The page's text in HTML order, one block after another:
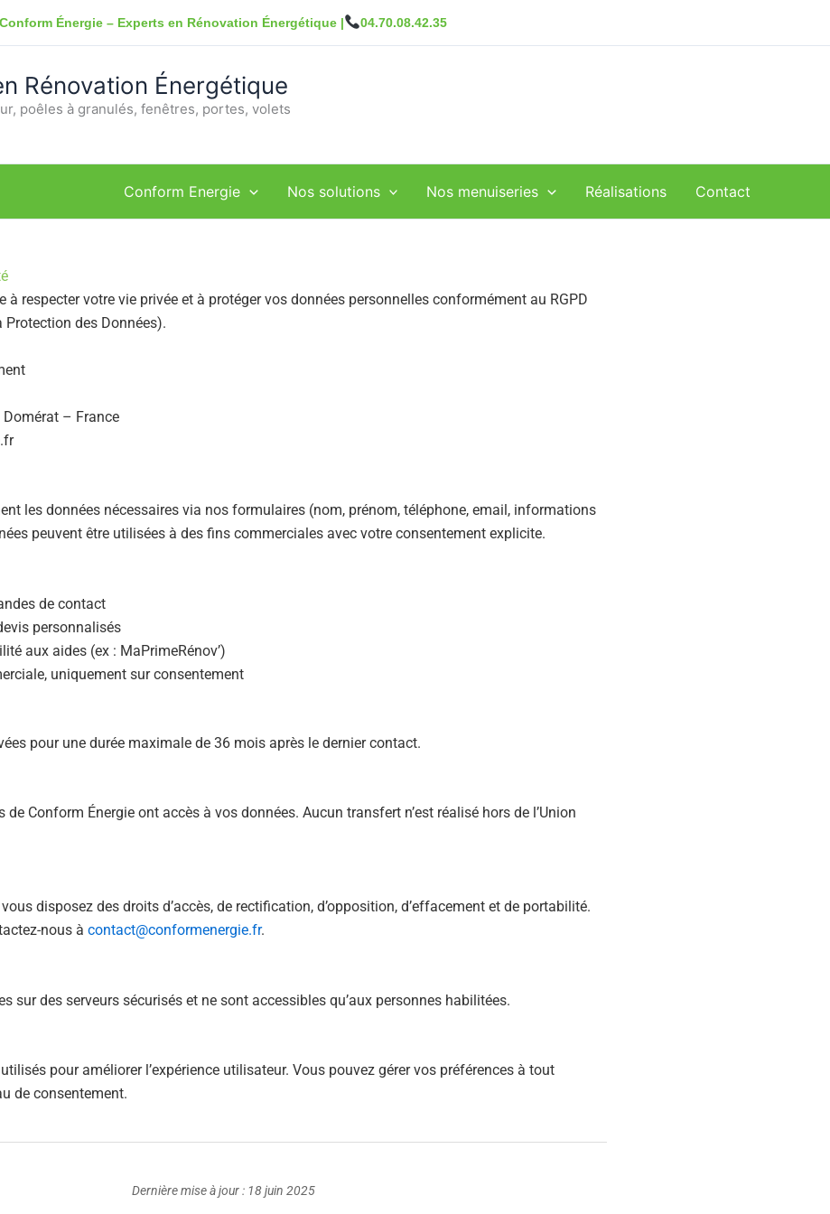
Conform Énergie – Experts en Rénovation Énergétique | 04.70.08.42.35
Rénovation Énergétique
poêles à granulés, fenêtres, portes, volets
Conform Energie Nos solutions Nos menuiseries Réalisations Contact
à respecter votre vie privée et à protéger vos données personnelles conformément au RGPD
Protection des Données).
– France
les données nécessaires via nos formulaires (nom, prénom, téléphone, email, informations
peuvent être utilisées à des fins commerciales avec votre consentement explicite.
de contact
personnalisés
aux aides (ex : MaPrimeRénov’)
uniquement sur consentement
pour une durée maximale de 36 mois après le dernier contact.
de Conform Énergie ont accès à vos données. Aucun transfert n’est réalisé hors de l’Union
disposez des droits d’accès, de rectification, d’opposition, d’effacement et de portabilité.
nous à contact@conformenergie.fr.
sur des serveurs sécurisés et ne sont accessibles qu’aux personnes habilitées.
pour améliorer l’expérience utilisateur. Vous pouvez gérer vos préférences à tout
de consentement.
Dernière mise à jour : 18 juin 2025